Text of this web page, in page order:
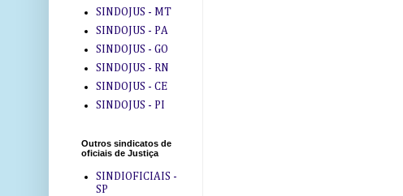
SINDOJUS - MT
SINDOJUS - PA
SINDOJUS - GO
SINDOJUS - RN
SINDOJUS - CE
SINDOJUS - PI
Outros sindicatos de
oficiais de Justiça
SINDIOFICIAIS -
SP